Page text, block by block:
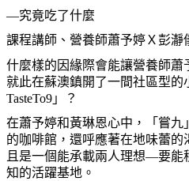
—究竟吃了什麼
課程講師、營養師蕭予婷Ｘ彭瀞
什麼樣的因緣際會能讓營養師蕭
就此在蘇澳鎮開了一間社區型的
TasteTo9」？
在蕭予婷和黃琳恩心中，「嘗
的咖啡館，還呼應著在地味蕾
且是一個能承載兩人理想—要能
知的活躍基地。